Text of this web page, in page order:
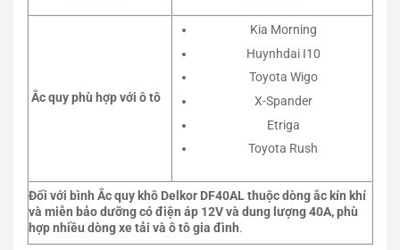
Ắc quy phù hợp với ô tô
Kia Morning
Huynhdai I10
Toyota Wigo
X-Spander
Etriga
Toyota Rush
Đối với bình Ắc quy khô Delkor DF40AL thuộc dòng ắc kín khí
và miễn bảo dưỡng có điện áp 12V và dung lượng 40A, phù
hợp nhiều dòng xe tải và ô tô gia đình.